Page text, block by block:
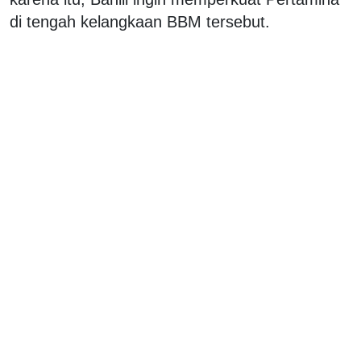
di tengah kelangkaan BBM tersebut.